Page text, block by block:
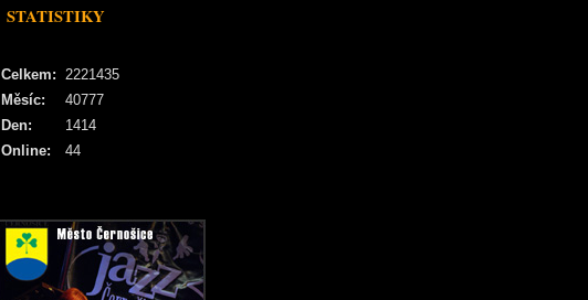
STATISTIKY
Online: 44
Celkem: 2221435
Měsíc:
40777
Den:
1414